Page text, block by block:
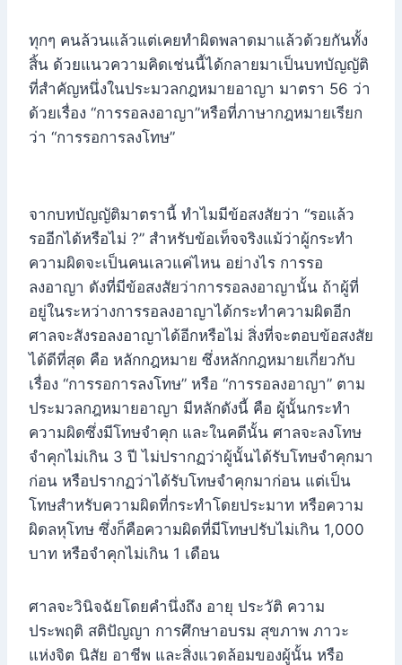
ทุกๆ คนล้วนแล้วแต่เคยทำผิดพลาดมาแล้วด้วยกันทั้ง
สิ้น ด้วยแนวความคิดเช่นนี้ได้กลายมาเป็นบทบัญญัติ
ที่สำคัญหนึ่งในประมวลกฎหมายอาญา มาตรา 56 ว่า
ด้วยเรื่อง “การรอลงอาญา”หรือที่ภาษากฎหมายเรียก
ว่า “การรอการลงโทษ”
จากบทบัญญัติมาตรานี้ ทำไมมีข้อสงสัยว่า “รอแล้ว
รออีกได้หรือไม่ ?” สำหรับข้อเท็จจริงแม้ว่าผู้กระทำ
ความผิดจะเป็นคนเลวแค่ไหน อย่างไร การรอ
ลงอาญา ดังที่มีข้อสงสัยว่าการรอลงอาญานั้น ถ้าผู้ที่
อยู่ในระหว่างการรอลงอาญาได้กระทำความผิดอีก
ศาลจะสังรอลงอาญาได้อีกหรือไม่ สิ่งที่จะตอบข้อสงสัย
ได้ดีที่สุด คือ หลักกฎหมาย ซึ่งหลักกฎหมายเกี่ยวกับ
เรื่อง “การรอการลงโทษ” หรือ “การรอลงอาญา” ตาม
ประมวลกฎหมายอาญา มีหลักดังนี้ คือ ผู้นั้นกระทำ
ความผิดซึ่งมีโทษจำคุก และในคดีนั้น ศาลจะลงโทษ
จำคุกไม่เกิน 3 ปี ไม่ปรากฏว่าผู้นั้นได้รับโทษจำคุกมา
ก่อน หรือปรากฏว่าได้รับโทษจำคุกมาก่อน แต่เป็น
โทษสำหรับความผิดที่กระทำโดยประมาท หรือความ
ผิดลหุโทษ ซึ่งก็คือความผิดที่มีโทษปรับไม่เกิน 1,000
บาท หรือจำคุกไม่เกิน 1 เดือน
ศาลจะวินิจฉัยโดยคำนึ่งถึง อายุ ประวัติ ความ
ประพฤติ สติปัญญา การศึกษาอบรม สุขภาพ ภาวะ
แห่งจิต นิสัย อาชีพ และสิ่งแวดล้อมของผู้นั้น หรือ